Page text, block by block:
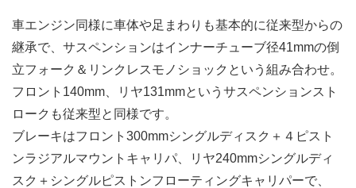
車エンジン同様に車体や足まわりも基本的に従来型からの
継承で、サスペンションはインナーチューブ径41mmの倒
立フォーク＆リンクレスモノショックという組み合わせ。
フロント140mm、リヤ131mmというサスペンションスト
ロークも従来型と同様です。
ブレーキはフロント300mmシングルディスク＋４ピスト
ンラジアルマウントキャリパ、リヤ240mmシングルディ
スク＋シングルピストンフローティングキャリパーで、